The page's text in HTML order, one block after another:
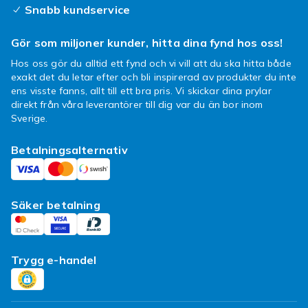
Snabb kundservice
Gör som miljoner kunder, hitta dina fynd hos oss!
Hos oss gör du alltid ett fynd och vi vill att du ska hitta både
exakt det du letar efter och bli inspirerad av produkter du inte
ens visste fanns, allt till ett bra pris. Vi skickar dina prylar
direkt från våra leverantörer till dig var du än bor inom
Sverige.
Betalningsalternativ
Säker betalning
Trygg e-handel